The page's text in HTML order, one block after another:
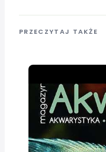
PRZECZYTAJ TAKŻE